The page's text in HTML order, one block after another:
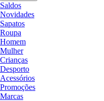
Saldos
Novidades
Sapatos
Roupa
Homem
Mulher
Crianças
Desporto
Acessórios
Promoções
Marcas